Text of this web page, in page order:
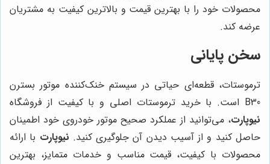
محصولات خود را با بهترین قیمت و بالاترین کیفیت به مشتریان
عرضه کند.
سخن پایانی
ترموستات، قطعه‌ای حیاتی در سیستم خنک‌کننده موتور بسترن
B30 است. با خرید ترموستات اصلی و با کیفیت از فروشگاه
نیوپارت، می‌توانید از عملکرد صحیح موتور خودروی خود اطمینان
حاصل کنید و از آسیب دیدن آن جلوگیری کنید. نیوپارت با ارائه
محصولات با کیفیت، قیمت مناسب و خدمات متمایز، بهترین